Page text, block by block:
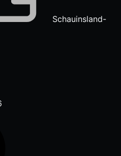
Schauinsland-